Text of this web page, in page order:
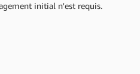
initial n'est requis.